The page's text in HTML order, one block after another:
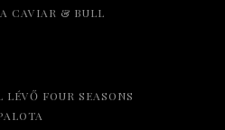
CAVIAR & BULL
LÉVŐ FOUR SEASONS